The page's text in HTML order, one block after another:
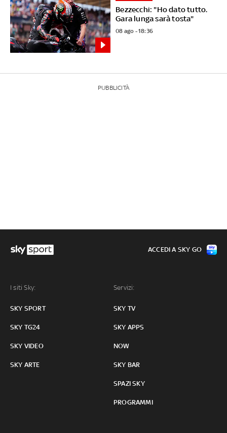
Bezzecchi: "Ho dato tutto.
Gara lunga sarà tosta"
08 ago - 18:36
PUBBLICITÀ
I siti Sky:
SKY SPORT
SKY TG24
SKY VIDEO
SKY ARTE
Servizi:
SKY TV
SKY APPS
NOW
SKY BAR
SPAZI SKY
PROGRAMMI
ACCEDI A SKY GO